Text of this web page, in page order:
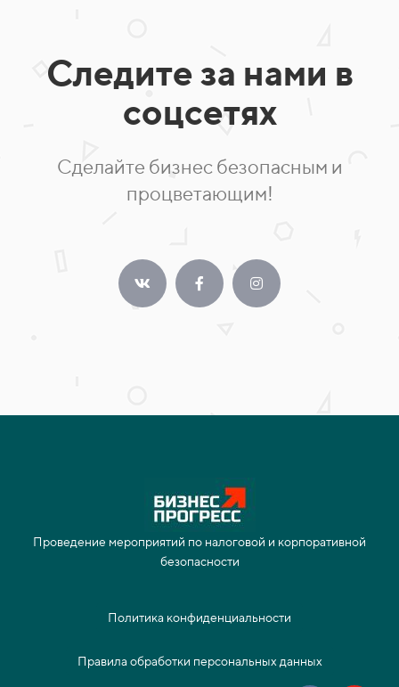
Следите за нами в
соцсетях
Сделайте бизнес безопасным и
процветающим!
Проведение мероприятий по налоговой и корпоративной
безопасности
Политика конфиденциальности
Правила обработки персональных данных